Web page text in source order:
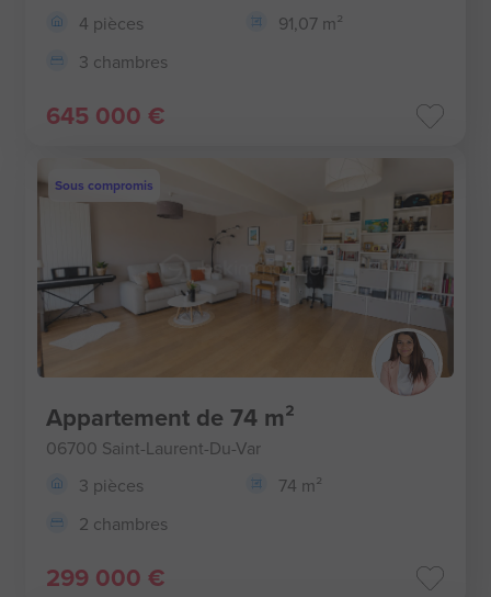
4 pièces
91,07 m²
3 chambres
645 000 €
Sous compromis
Appartement de 74 m²
06700 Saint-Laurent-Du-Var
3 pièces
74 m²
2 chambres
299 000 €